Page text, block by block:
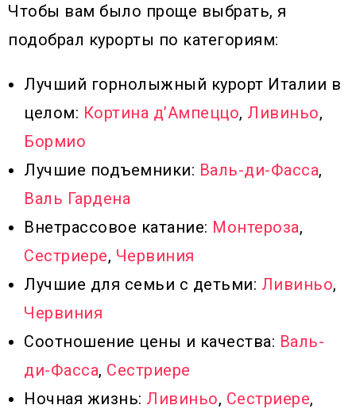
Чтобы вам было проще выбрать, я
подобрал курорты по категориям:
Лучший горнолыжный курорт Италии в
целом: Кортина д’Ампеццо, Ливиньо,
Бормио
Лучшие подъемники: Валь-ди-Фасса,
Валь Гардена
Внетрассовое катание: Монтероза,
Сестриере, Червиния
Лучшие для семьи с детьми: Ливиньо,
Червиния
Соотношение цены и качества: Валь-
ди-Фасса, Сестриере
Ночная жизнь: Ливиньо, Сестриере,